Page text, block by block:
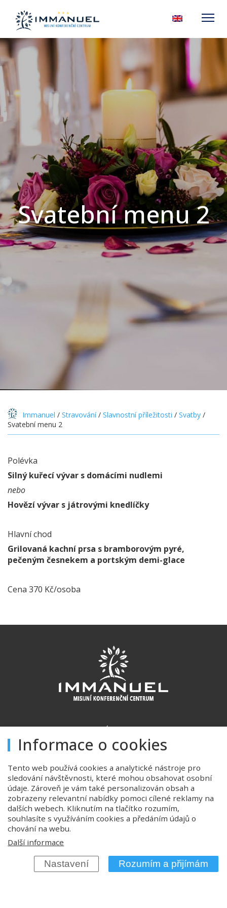
Svatební menu 2
Immanuel / Stravování / Slavnostní příležitosti / Svatby /
Svatební menu 2
Polévka
Silný kuřecí vývar s domácími nudlemi
nebo
Hovězí vývar s játrovými knedlíčky
Hlavní chod
Grilovaná kachní prsa s bramborovým pyré,
pečeným česnekem a portským demi-glace
Cena 370 Kč/osoba
Ubytování
Konferenční prostory
Stravování
Ceník
Důležité informace
Cookies
Informace o cookies
Tento web používá cookies a analytické nástroje pro
sledování návštěvnosti, které mohou obsahovat osobní
údaje. Zároveň je vám také personalizován obsah a
zobrazeny relevantní nabídky pomoci cílené reklamy na
dalších webech. Kliknutím na tlačítko rozumím,
souhlasíte s využíváním cookies a předáním údajů o
chování na webu.
Další informace
Nastavení Rozumím a přijímám